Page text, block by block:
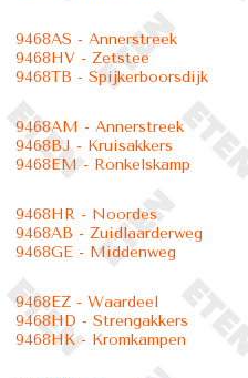
9468AS - Annerstreek
9468HV - Zetstee
9468TB - Spijkerboorsdijk
9468AM - Annerstreek
9468BJ - Kruisakkers
9468EM - Ronkelskamp
9468HR - Noordes
9468AB - Zuidlaarderweg
9468GE - Middenweg
9468EZ - Waardeel
9468HD - Strengakkers
9468HK - Kromkampen